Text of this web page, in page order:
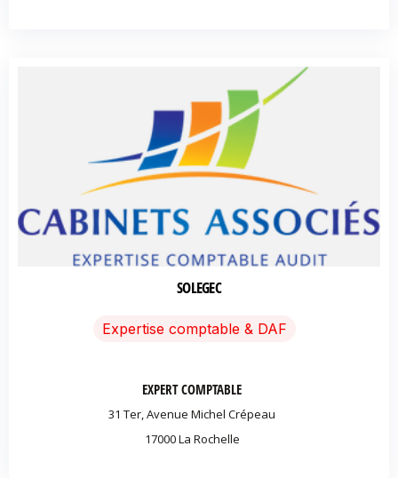
SOLEGEC
Expertise comptable & DAF
EXPERT COMPTABLE
31 Ter, Avenue Michel Crépeau
17000La Rochelle